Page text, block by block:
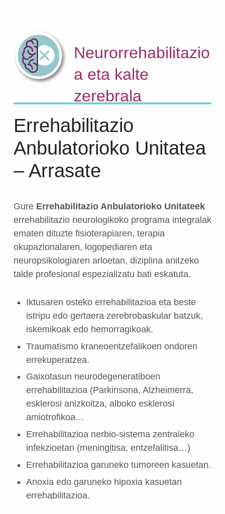
Neurorrehabilitazio
a eta kalte
zerebrala
Errehabilitazio
Anbulatorioko Unitatea
– Arrasate
Gure Errehabilitazio Anbulatorioko Unitateek
errehabilitazio neurologikoko programa integralak
ematen dituzte fisioterapiaren, terapia
okupazionalaren, logopediaren eta
neuropsikologiaren arloetan, diziplina anitzeko
talde profesional espezializatu bati eskatuta.
Iktusaren osteko errehabilitazioa eta beste
istripu edo gertaera zerebrobaskular batzuk,
iskemikoak edo hemorragikoak.
Traumatismo kraneoentzefalikoen ondoren
errekuperatzea.
Gaixotasun neurodegeneratiboen
errehabilitazioa (Parkinsona, Alzheimerra,
esklerosi anizkoitza, alboko esklerosi
amiotrofikoa…
Errehabilitazioa nerbio-sistema zentraleko
infekzioetan (meningitisa, entzefalitisa…)
Errehabilitazioa garuneko tumoreen kasuetan.
Anoxia edo garuneko hipoxia kasuetan
errehabilitazioa.